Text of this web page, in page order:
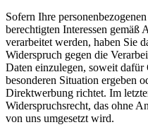
Sofern Ihre
berechtigten Interessen
verarbeitet werden, haben Sie
Widerspruch gegen die
Daten einzulegen, soweit
besonderen Situation ergeben
Direktwerbung richtet. Im
Widerspruchsrecht, das ohne
von uns umgesetzt wird.